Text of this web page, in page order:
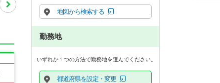
地図から検索する
勤務地
いずれか１つの方法で勤務地を選んでください。
都道府県を設定・変更